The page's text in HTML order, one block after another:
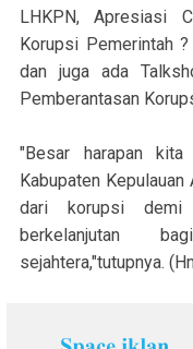
LHKPN, Apresiasi
Korupsi Pemerintah
dan juga ada
Pemberantasan
"Besar harapan
Kabupaten
dari korupsi demi
berkelanjutan
sejahtera,"tutupnya.